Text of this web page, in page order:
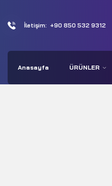
İletişim: +90 850 532 9312
Anasayfa ÜRÜNLER